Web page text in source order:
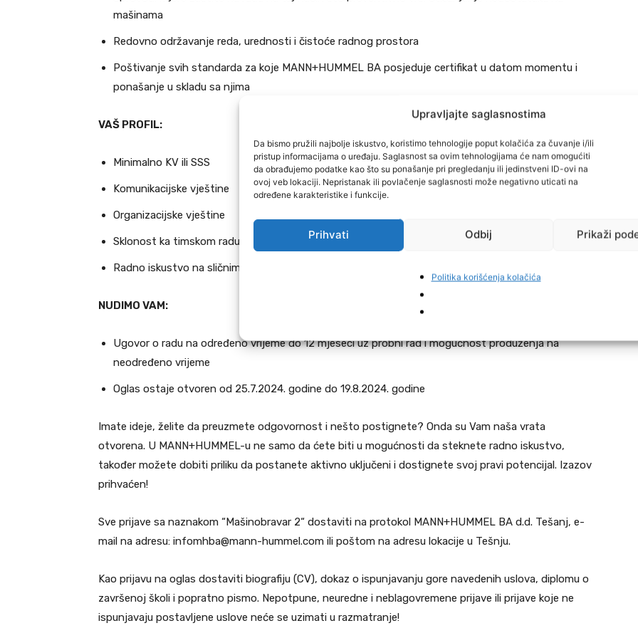
Upravljajte saglasnostima
Da bismo pružili najbolje iskustvo, koristimo tehnologije poput kolačića za čuvanje i/ili
pristup informacijama o uređaju. Saglasnost sa ovim tehnologijama će nam omogućiti
da obrađujemo podatke kao što su ponašanje pri pregledanju ili jedinstveni ID-ovi na
ovoj veb lokaciji. Nepristanak ili povlačenje saglasnosti može negativno uticati na
određene karakteristike i funkcije.
Prihvati Odbij Prikaži
Politika korišćenja kolačića
mašinama
Redovno održavanje reda, urednosti i čistoće radnog prostora
Poštivanje svih standarda za koje MANN+HUMMEL BA posjeduje certifikat u datom momentu i
ponašanje u skladu sa njima
VAŠ PROFIL:
Minimalno KV ili SSS
Komunikacijske vještine
Organizacijske vještine
Sklonost ka timskom radu
Radno iskustvo na sličnim poslovima je prednost, ali nije obavezno
NUDIMO VAM:
Ugovor o radu na određeno vrijeme do 12 mjeseci uz probni rad i mogućnost produženja na
neodređeno vrijeme
Oglas ostaje otvoren od 25.7.2024. godine do 19.8.2024. godine
Imate ideje, želite da preuzmete odgovornost i nešto postignete? Onda su Vam naša vrata
otvorena. U MANN+HUMMEL-u ne samo da ćete biti u mogućnosti da steknete radno iskustvo,
također možete dobiti priliku da postanete aktivno uključeni i dostignete svoj pravi potencijal. Izazov
prihvaćen!
Sve prijave sa naznakom “Mašinobravar 2“ dostaviti na protokol MANN+HUMMEL BA d.d. Tešanj, e-
mail na adresu: infomhba@mann-hummel.com ili poštom na adresu lokacije u Tešnju.
Kao prijavu na oglas dostaviti biografiju (CV), dokaz o ispunjavanju gore navedenih uslova, diplomu o
završenoj školi i popratno pismo. Nepotpune, neuredne i neblagovremene prijave ili prijave koje ne
ispunjavaju postavljene uslove neće se uzimati u razmatranje!